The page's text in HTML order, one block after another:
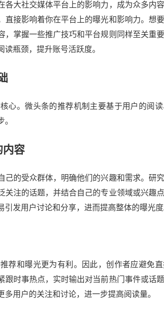
大社交媒体平台上的影响力，成为众多内
接影响着你在平台上的曝光和影响力。想
，掌握一些推广技巧和平台规则同样至关重
瓶颈，提升账号活跃度。
心。微头条的推荐机制主要基于用户的阅
内容
己的受众群体，明确他们的兴趣和需求。研
关注的话题，并结合自己的专业领域或兴趣
发用户讨论和分享，进而提高整体的曝光度
荐和曝光更为有利。因此，创作者应避免
跟时事热点，实时输出对当前热门事件或话
用户的关注和讨论，进一步提高阅读量。